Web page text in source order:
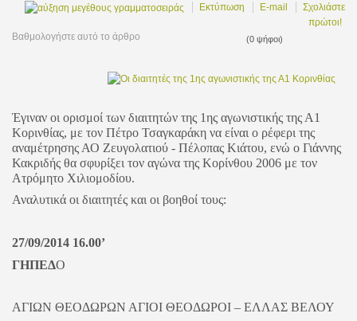
Εκτύπωση
E-mail
Σχολιάστε
πρώτοι!
Βαθμολογήστε αυτό το άρθρο
(0 ψήφοι)
Έγιναν οι ορισμοί των διαιτητών της 1ης αγωνιστικής της Α1
Κορινθίας, με τον Πέτρο Τσαγκαράκη να είναι ο ρέφερι της
αναμέτρησης ΑΟ Ζευγολατιού - Πέλοπας Κιάτου, ενώ ο Γιάννης
Κακριδής θα σφυρίξει τον αγώνα της Κορίνθου 2006 με τον
Ατρόμητο Χιλιομοδίου.
Αναλυτικά οι διαιτητές και οι βοηθοί τους:
27/09/2014 16.00’
ΓΗΠΕΔΟ
ΑΓΙΩΝ ΘΕΟΔΩΡΩΝ ΑΓΙΟΙ ΘΕΟΔΩΡΟΙ – ΕΛΛΑΣ ΒΕΛΟΥ